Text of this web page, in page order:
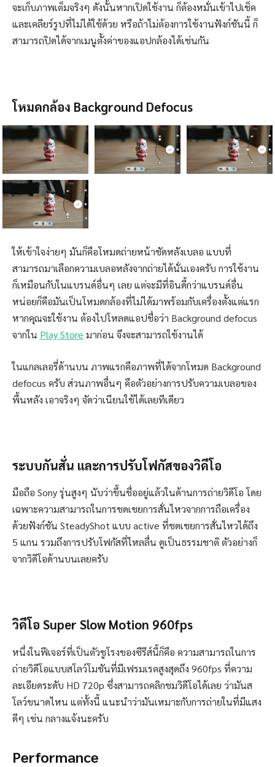
จะเก็บภาพเต็มจริงๆ ดังนั้นหากเปิดใช้งาน ก็ต้องหมั่นเข้าไปเช็ค
และเคลียร์รูปที่ไม่ได้ใช้ด้วย หรือถ้าไม่ต้องการใช้งานฟังก์ชันนี้ ก็
สามารถปิดได้จากเมนูตั้งค่าของแอปกล้องได้เช่นกัน
โหมดกล้อง Background Defocus
ให้เข้าใจง่ายๆ มันก็คือโหมดถ่ายหน้าชัดหลังเบลอ แบบที่
สามารถมาเลือกความเบลอหลังจากถ่ายได้นั่นเองครับ การใช้งาน
ก็เหมือนกับในแบรนด์อื่นๆ เลย แต่จะมีที่อินดี้กว่าแบรนด์อื่น
หน่อยก็คือมันเป็นโหมดกล้องที่ไม่ได้มาพร้อมกับเครื่องตั้งแต่แรก
หากคุณจะใช้งาน ต้องไปโหลดแอปชื่อว่า Background defocus
จากใน Play Store มาก่อน จึงจะสามารถใช้งานได้
ในแกลเลอรี่ด้านบน ภาพแรกคือภาพที่ได้จากโหมด Background
defocus ครับ ส่วนภาพอื่นๆ คือตัวอย่างการปรับความเบลอของ
พื้นหลัง เอาจริงๆ จัดว่าเนียนใช้ได้เลยทีเดียว
ระบบกันสั่น และการปรับโฟกัสของวิดีโอ
มือถือ Sony รุ่นสูงๆ นับว่าขึ้นชื่ออยู่แล้วในด้านการถ่ายวิดีโอ โดย
เฉพาะความสามารถในการชดเชยการสั่นไหวจากการถือเครื่อง
ด้วยฟังก์ชัน SteadyShot แบบ active ที่ชดเชยการสั่นไหวได้ถึง
5 แกน รวมถึงการปรับโฟกัสที่ไหลลื่น ดูเป็นธรรมชาติ ตัวอย่างก็
จากวิดีโอด้านบนเลยครับ
วิดีโอ Super Slow Motion 960fps
หนึ่งในฟีเจอร์ที่เป็นตัวชูโรงของซีรีส์นี้ก็คือ ความสามารถในการ
ถ่ายวิดีโอแบบสโลว์โมชันที่มีเฟรมเรตสูงสุดถึง 960fps ที่ความ
ละเอียดระดับ HD 720p ซึ่งสามารถคลิกชมวิดีโอได้เลย ว่ามันส
โลว์ขนาดไหน แต่ทั้งนี้ แนะนำว่ามันเหมาะกับการถ่ายในที่มีแสง
ดีๆ เช่น กลางแจ้งนะครับ
Performance